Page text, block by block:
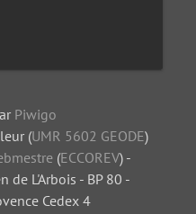
Piwigo
(UMR 5602 GEODE)
(ECCOREV) -
de L'Arbois - BP 80 -
Cedex 4